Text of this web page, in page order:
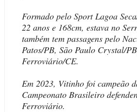
Formado pelo Sport Lagoa
22 anos e 168cm, estava no
também tem passagens pelo
Patos/PB, São Paulo Crystal/
Ferroviário/CE.
Em 2023, Vitinho foi campeão
Campeonato Brasileiro
Ferroviário.